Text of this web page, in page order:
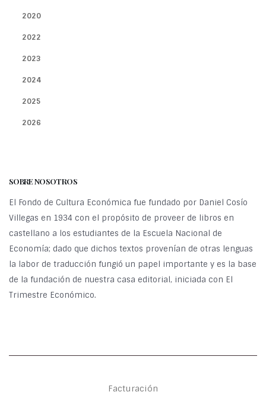
2020
2022
2023
2024
2025
2026
SOBRE NOSOTROS
El Fondo de Cultura Económica fue fundado por Daniel Cosío
Villegas en 1934 con el propósito de proveer de libros en
castellano a los estudiantes de la Escuela Nacional de
Economía; dado que dichos textos provenían de otras lenguas
la labor de traducción fungió un papel importante y es la base
de la fundación de nuestra casa editorial, iniciada con El
Trimestre Económico.
Facturación